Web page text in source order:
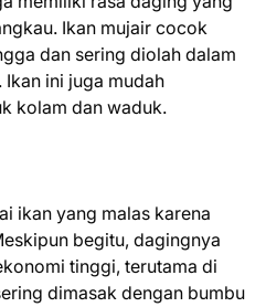
Ikan mujair cocok
dan sering diolah dalam
ini juga mudah
kolam dan waduk.
ikan yang malas karena
begitu, dagingnya
tinggi, terutama di
dimasak dengan bumbu